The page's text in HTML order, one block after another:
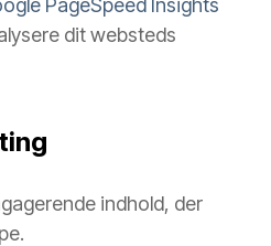
PageSpeed Insights
dit websteds
indhold, der